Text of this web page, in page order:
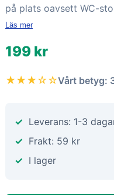
på plats oavsett WC-
Läs mer
199 kr
★★★☆☆Vårt betyg:
Leverans: 1-3
Frakt: 59 kr
I lager